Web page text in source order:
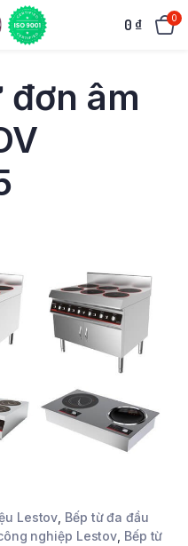
0 ₫ 0
đơn âm
Lestov Bếp từ đa đầu
nghiệp Lestov Bếp từ